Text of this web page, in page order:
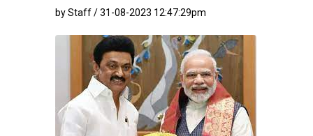
by Staff / 31-08-2023 12:47:29pm